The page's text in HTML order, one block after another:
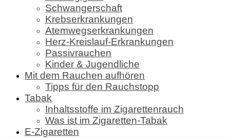
Schwangerschaft
Krebserkrankungen
Atemwegserkrankungen
Herz-Kreislauf-Erkrankungen
Passivrauchen
Kinder & Jugendliche
Mit dem Rauchen aufhören
Tipps für den Rauchstopp
Tabak
Inhaltsstoffe im Zigarettenrauch
Was ist im Zigaretten-Tabak
E-Zigaretten